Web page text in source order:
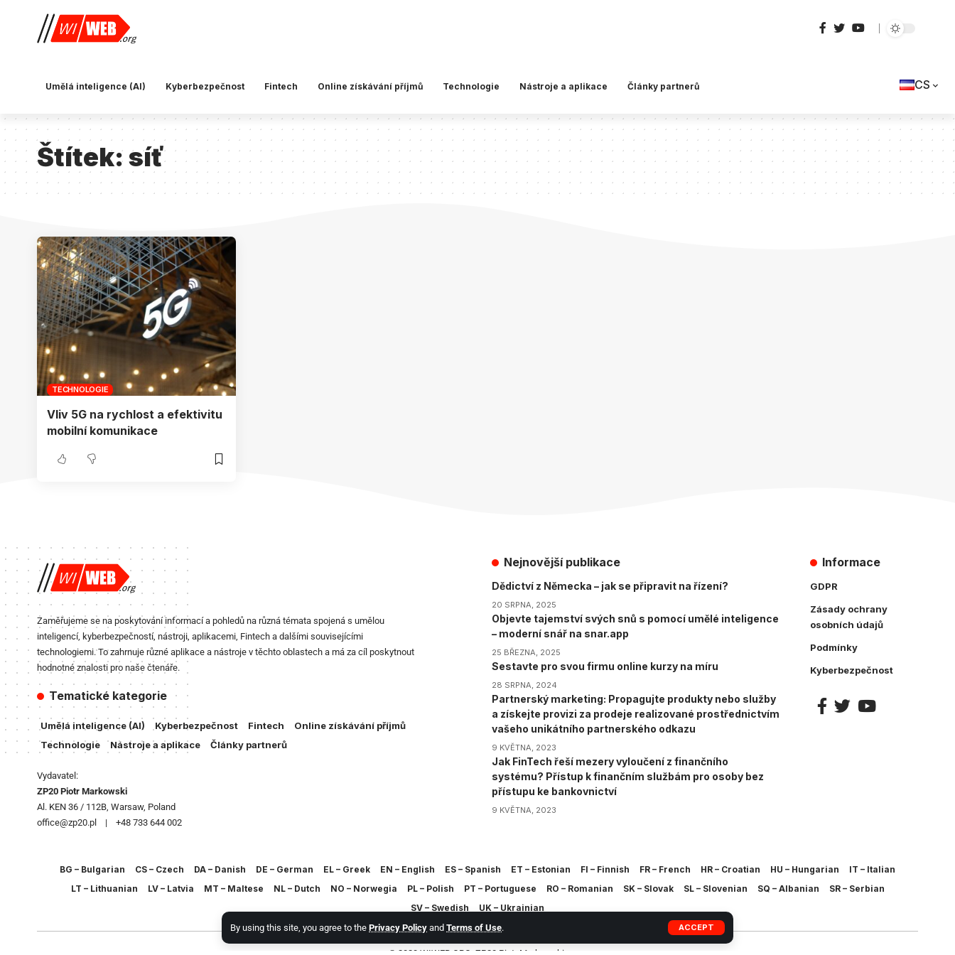
By using this site, you agree to the Privacy Policy and Terms of Use. ACCEPT
Umělá inteligence (AI) Kyberbezpečnost Fintech Online získávání příjmů Technologie Nástroje a aplikace Články partnerů CS
Štítek:síť
TECHNOLOGIE
Vliv 5G na rychlost a efektivitu
mobilní komunikace
Zaměřujeme se na poskytování informací a pohledů na různá témata spojená s umělou
inteligencí, kyberbezpečností, nástroji, aplikacemi, Fintech a dalšími souvisejícími
technologiemi. To zahrnuje různé aplikace a nástroje v těchto oblastech a má za cíl poskytnout
hodnotné znalosti pro naše čtenáře.
Tematické kategorie
Umělá inteligence (AI) Kyberbezpečnost Fintech
Online získávání příjmů
Technologie
Nástroje a aplikace Články partnerů
Vydavatel:
ZP20 Piotr Markowski
Al. KEN 36 / 112B, Warsaw, Poland
office@zp20.pl | +48 733 644 002
Nejnovější publikace
Dědictví z Německa – jak se připravit na řízení?
20 SRPNA, 2025
Objevte tajemství svých snů s pomocí umělé inteligence
– moderní snář na snar.app
25 BŘEZNA, 2025
Sestavte pro svou firmu online kurzy na míru
28 SRPNA, 2024
Partnerský marketing: Propagujte produkty nebo služby
a získejte provizi za prodeje realizované prostřednictvím
vašeho unikátního partnerského odkazu
9 KVĚTNA, 2023
Jak FinTech řeší mezery vyloučení z finančního
systému? Přístup k finančním službám pro osoby bez
přístupu ke bankovnictví
9 KVĚTNA, 2023
Informace
GDPR
Zásady ochrany
osobních údajů
Podmínky
Kyberbezpečnost
BG – Bulgarian CS – Czech DA – Danish DE – German EL – Greek EN – English ES – Spanish ET – Estonian FI – Finnish FR – French HR – Croatian HU – Hungarian
IT – Italian
LT – Lithuanian
LV – Latvia MT – Maltese NL – Dutch NO – Norwegia PL – Polish PT – Portuguese RO – Romanian SK – Slovak SL – Slovenian SQ – Albanian
SR – Serbian
SV – Swedish
UK – Ukrainian